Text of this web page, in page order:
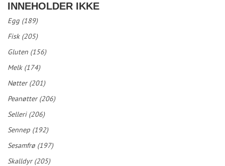
INNEHOLDER IKKE
Egg (189)
Fisk (205)
Gluten (156)
Melk (174)
Nøtter (201)
Peanøtter (206)
Selleri (206)
Sennep (192)
Sesamfrø (197)
Skalldyr (205)